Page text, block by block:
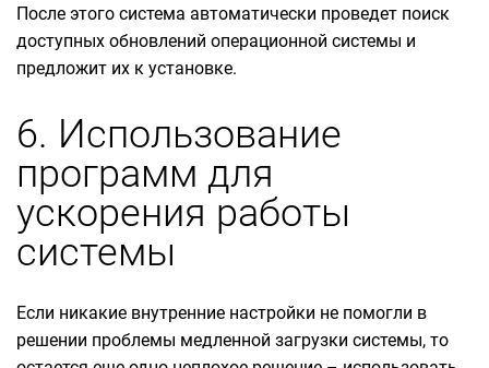
После этого система автоматически проведет поиск
доступных обновлений операционной системы и
предложит их к установке.
6. Использование
программ для
ускорения работы
системы
Если никакие внутренние настройки не помогли в
решении проблемы медленной загрузки системы, то